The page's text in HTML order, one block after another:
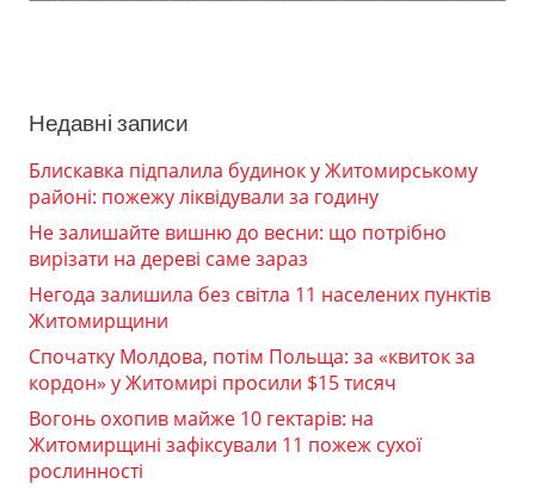
Недавні записи
Блискавка підпалила будинок у Житомирському
районі: пожежу ліквідували за годину
Не залишайте вишню до весни: що потрібно
вирізати на дереві саме зараз
Негода залишила без світла 11 населених пунктів
Житомирщини
Спочатку Молдова, потім Польща: за «квиток за
кордон» у Житомирі просили $15 тисяч
Вогонь охопив майже 10 гектарів: на
Житомирщині зафіксували 11 пожеж сухої
рослинності